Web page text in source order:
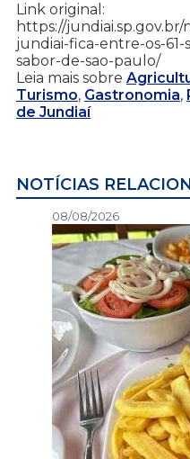
Link original:
https://jundiai.sp.gov.br/
jundiai-fica-entre-os-
sabor-de-sao-paulo/
Leia mais sobre
Turismo, Gastronomia,
de Jundiaí
NOTÍCIAS
08/08/2026